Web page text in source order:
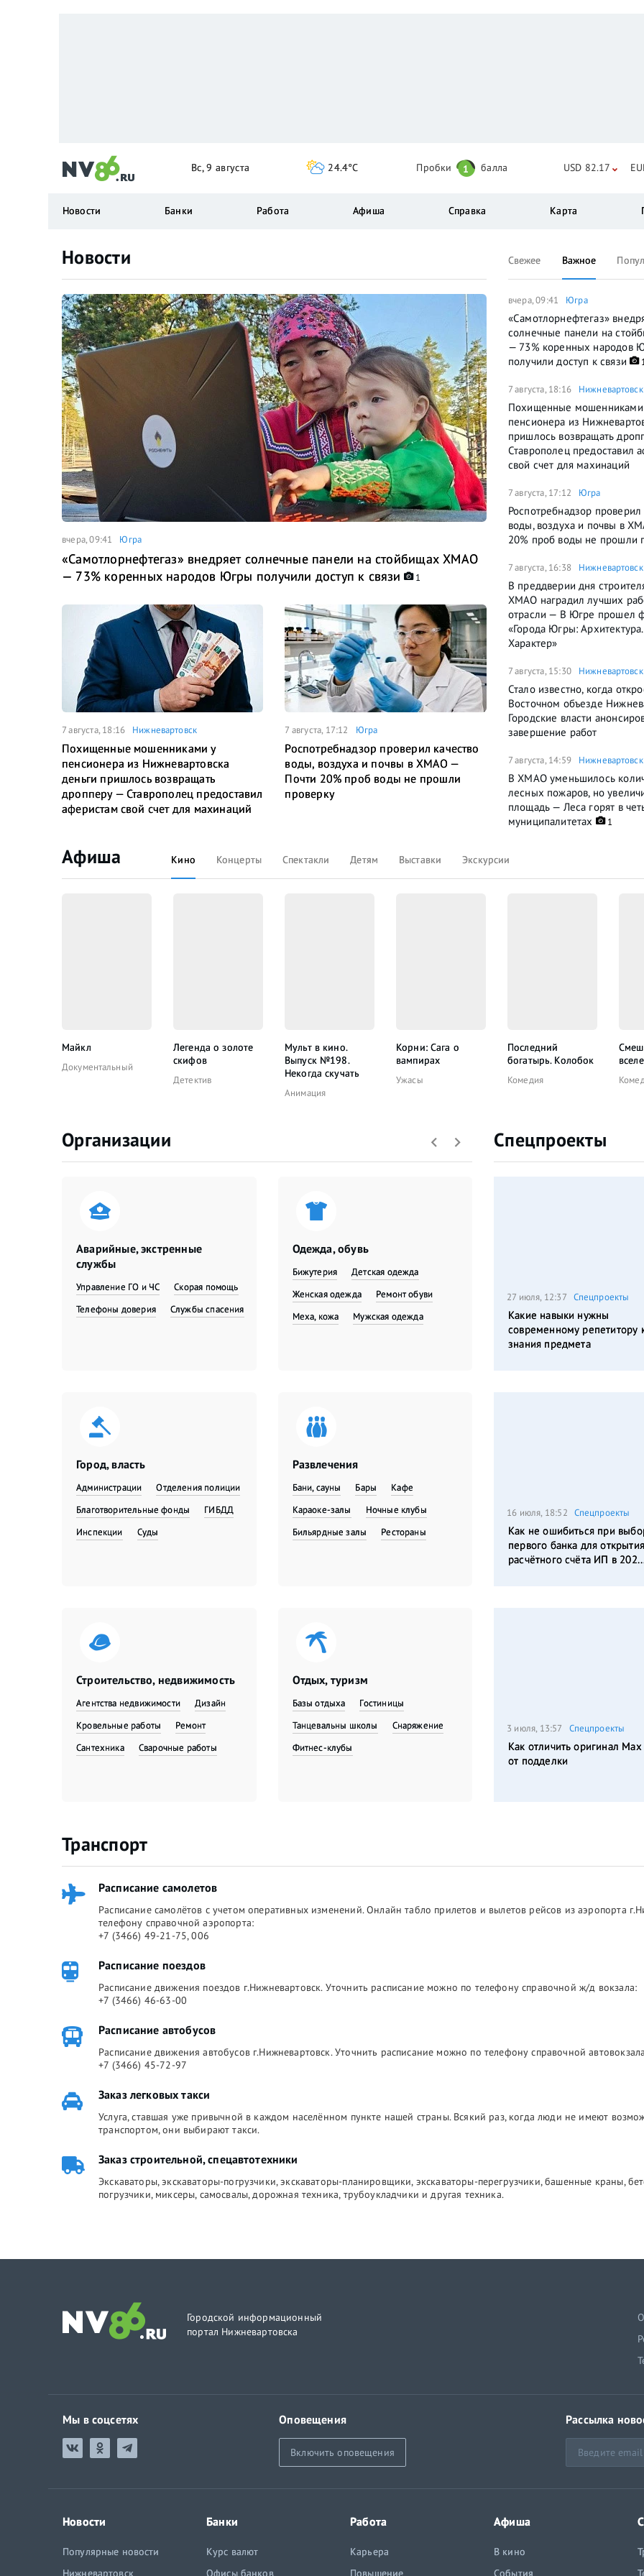
Новости
вчера, 09:41 Югра
«Самотлорнефтегаз» внедряет солнечные панели на стойбищах ХМАО
— 73% коренных народов Югры получили доступ к связи
1
7 августа, 18:16 Нижневартовск
Похищенные мошенниками у
пенсионера из Нижневартовска
деньги пришлось возвращать
дропперу — Ставрополец предоставил
аферистам свой счет для махинаций
7 августа, 17:12 Югра
Роспотребнадзор проверил качество
воды, воздуха и почвы в ХМАО —
Почти 20% проб воды не прошли
проверку
Свежее Важное
вчера, 09:41 Югра
«Самотлорнефтегаз»
солнечные панели на
— 73% коренных народов
получили доступ к связи
7 августа, 18:16 Нижневартовск
Похищенные
пенсионера из
пришлось возвращать
Ставрополец предоставил
свой счет для махинаций
7 августа, 17:12 Югра
Роспотребнадзор проверил
воды, воздуха и почвы в
20% проб воды не прошли
7 августа, 16:38 Нижневартовск
В преддверии дня
ХМАО наградил лучших
отрасли — В Югре прошел
«Города Югры:
Характер»
7 августа, 15:30 Нижневартовск
Стало известно, когда
Восточном объезде
Городские власти
завершение работ
7 августа, 14:59 Нижневартовск
В ХМАО уменьшилось
лесных пожаров, но
площадь — Леса горят в
муниципалитетах
1
Афиша Кино Концерты Спектакли Детям Выставки Экскурсии
Майкл
Документальный
Легенда о золоте
скифов
Детектив
Мульт в кино.
Выпуск №198.
Некогда скучать
Анимация
Корни: Сага о
вампирах
Ужасы
Последний
богатырь. Колобок
Комедия
Организации
Аварийные, экстренные
службы
Управление ГО и ЧС
Скорая помощь
Телефоны доверия
Службы спасения
Город, власть
Администрации
Отделения полиции
Благотворительные фонды
ГИБДД
Инспекции
Суды
Строительство, недвижимость
Агентства недвижимости
Дизайн
Кровельные работы
Ремонт
Сантехника
Сварочные работы
Одежда, обувь
Бижутерия
Детская одежда
Женская одежда
​Ремонт обуви
Меха, кожа
Мужская одежда
Развлечения
Бани, сауны Бары
Кафе
Караоке-залы
Ночные клубы
Бильярдные залы
Рестораны
Отдых, туризм
Базы отдыха
Гостиницы
Танцевальны школы
Снаряжение
Фитнес-клубы
Спецпроекты
27 июля, 12:37 Спецпроекты
Какие навыки нужны
современному репетитору
знания предмета
16 июля, 18:52 Спецпроекты
Как не ошибиться при
первого банка для открытия
расчётного счёта ИП в
3 июля, 13:57 Спецпроекты
Как отличить оригинал
от подделки
Транспорт
Расписание самолетов
Расписание самолётов с учетом оперативных изменений. Онлайн табло прилетов и вылетов рейсов из аэропорта
телефону справочной аэропорта:
+7 (3466) 49-21-75, 006
Расписание поездов
Расписание движения поездов г.Нижневартовск. Уточнить расписание можно по телефону справочной ж/д вокзала:
+7 (3466) 46-63-00
Расписание автобусов
Расписание движения автобусов г.Нижневартовск. Уточнить расписание можно по телефону справочной
+7 (3466) 45-72-97
Заказ легковых такси
Услуга, ставшая уже привычной в каждом населённом пункте нашей страны. Всякий раз, когда люди не имеют
транспортом, они выбирают такси.
Заказ строительной, спецавтотехники
Экскаваторы, экскаваторы-погрузчики, экскаваторы-планировщики, экскаваторы-перегрузчики, башенные краны,
погрузчики, миксеры, самосвалы, дорожная техника, трубоукладчики и другая техника.
Вс, 9 августа 24.4°C Пробки 1 балла USD 82.17
Новости Банки Работа Афиша Справка Карта
Городской информационный
портал Нижневартовска
Мы в соцсетях Оповещения
Включить оповещения
Рассылка
Новости
Популярные новости
Нижневартовск
Банки
Курс валют
Офисы банков
Работа
Карьера
Повышение
Афиша
В кино
События